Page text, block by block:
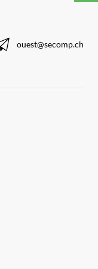
ouest@secomp.ch